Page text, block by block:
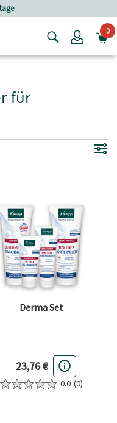
Login0
für
Derma Set
23,76 €
0.0 (0)